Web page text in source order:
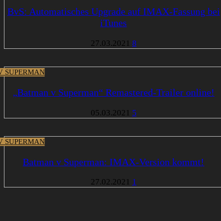
BvS: Automatisches Upgrade auf IMAX-Fassung bei
iTunes
27.03.2021 8
SUPERMAN
„Batman v Superman“ Remastered-Trailer online!
05.03.2021 5
SUPERMAN
Batman v Superman: IMAX-Version kommt!
27.02.2021 1